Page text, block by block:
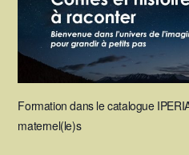
Formation dans le catalogue
maternel(le)s